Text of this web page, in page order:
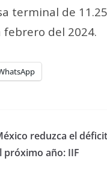
terminal de
febrero del 2024.
reduzca el
próximo año: IIF